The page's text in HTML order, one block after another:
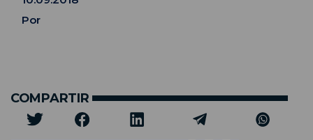
Por
COMPARTIR